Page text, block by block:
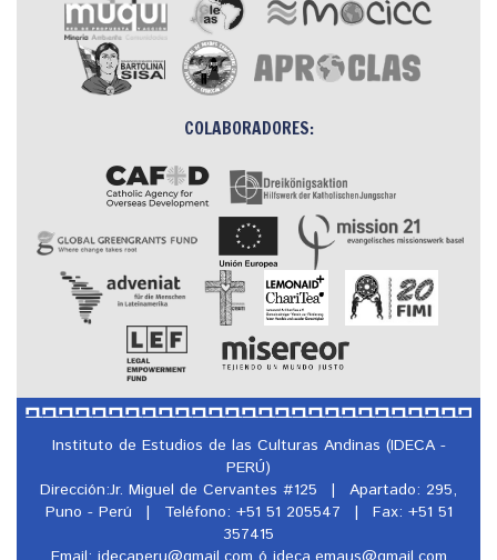
COLABORADORES:
Instituto de Estudios de las Culturas Andinas (IDECA -
PERÚ)
Dirección:Jr. Miguel de Cervantes #125
|
Apartado: 295,
Puno - Perú
| Teléfono: +51 51 205547 |
Fax: +51 51
357415